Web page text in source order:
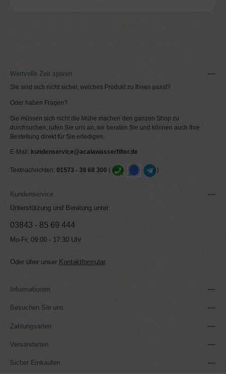
Wertvolle Zeit sparen
Sie sind sich nicht sicher, welches Produkt zu Ihnen passt?
Oder haben Fragen?
Sie müssen sich nicht die Mühe machen den ganzen Shop zu
durchsuchen, rufen Sie uns an, wir beraten Sie und können auch Ihre
Bestellung direkt für Sie erledigen.
E-Mail: kundenservice@acalawasserfilter.de
Textnachrichten: 01573 - 38 68 300 ( )
Informationen
Kundenservice
Unterstützung und Beratung unter:
03843 - 85 69 444
Mo-Fr, 09:00 - 17:30 Uhr
Oder über unser Kontaktformular.
Besuchen Sie uns
Zahlungsarten
Versandarten
Sicher Einkaufen